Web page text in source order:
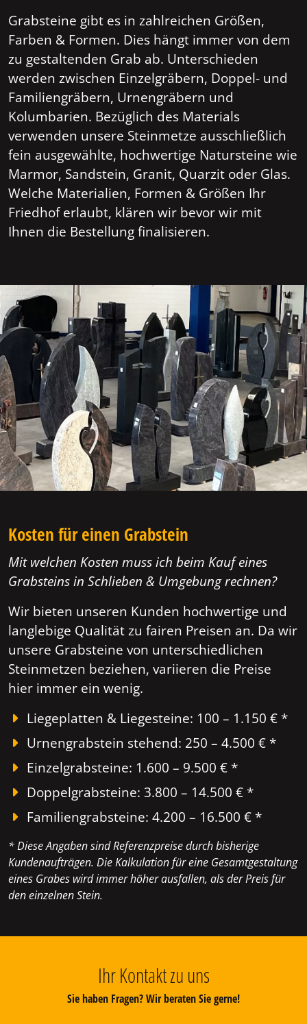
Grabsteine gibt es in zahlreichen Größen,
Farben & Formen. Dies hängt immer von dem
zu gestaltenden Grab ab. Unterschieden
werden zwischen Einzelgräbern, Doppel- und
Familiengräbern, Urnengräbern und
Kolumbarien. Bezüglich des Materials
verwenden unsere Steinmetze ausschließlich
fein ausgewählte, hochwertige Natursteine wie
Marmor, Sandstein, Granit, Quarzit oder Glas.
Welche Materialien, Formen & Größen Ihr
Friedhof erlaubt, klären wir bevor wir mit
Ihnen die Bestellung finalisieren.
Kosten für einen Grabstein
Mit welchen Kosten muss ich beim Kauf eines
Grabsteins in Schlieben & Umgebung rechnen?
Wir bieten unseren Kunden hochwertige und
langlebige Qualität zu fairen Preisen an. Da wir
unsere Grabsteine von unterschiedlichen
Steinmetzen beziehen, variieren die Preise
hier immer ein wenig.
Liegeplatten & Liegesteine: 100 – 1.150 € *
Urnengrabstein stehend: 250 – 4.500 € *
Einzelgrabsteine: 1.600 – 9.500 € *
Doppelgrabsteine: 3.800 – 14.500 € *
Familiengrabsteine: 4.200 – 16.500 € *
* Diese Angaben sind Referenzpreise durch bisherige
Kundenaufträgen. Die Kalkulation für eine Gesamtgestaltung
eines Grabes wird immer höher ausfallen, als der Preis für
den einzelnen Stein.
Ihr Kontakt zu uns
Sie haben Fragen? Wir beraten Sie gerne!